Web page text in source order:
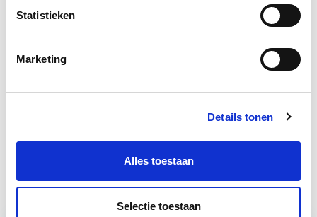
Statistieken
Marketing
Details tonen
Alles toestaan
Selectie toestaan
Projectontwikkeling
10 sep
Verduurzaming Vastgoed en
Start di 8